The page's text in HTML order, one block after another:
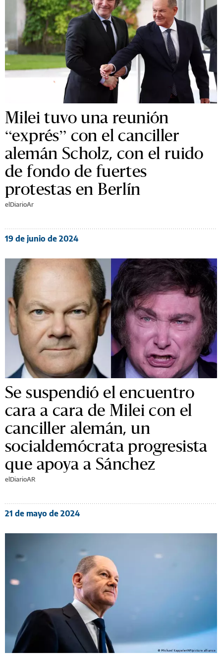
Milei tuvo una reunión
“exprés” con el canciller
alemán Scholz, con el ruido
de fondo de fuertes
protestas en Berlín
elDiarioAr
19 de junio de 2024
Se suspendió el encuentro
cara a cara de Milei con el
canciller alemán, un
socialdemócrata progresista
que apoya a Sánchez
elDiarioAR
21 de mayo de 2024